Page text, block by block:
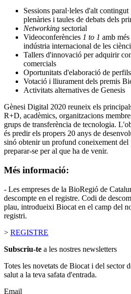
Sessions paral·leles d'alt
plenàries i taules de debats dels
Networking sectorial
Videoconferències 1 to 1 amb
indústria internacional de les
Tallers d'innovació per adquirir
comercials
Oportunitats d'elaboració de perfils
Votació i lliurament dels premis
Activitats alternatives de Genesis
Gènesi Digital 2020 reuneix els
R+D, acadèmics, organitzacions
grups de transferència de tecnologia.
és predir els propers 20 anys de
sinó obtenir un profund coneixement del
preparar-se per al que ha de venir.
Més informació:
- Les empreses de la BioRegió de
descompte en el registre. Codi de
plau, introdueixi Biocat en el camp del
registri.
> REGISTRE
Subscriu-te a les nostres newsletters
Totes les novetats de Biocat i del sector
salut a la teva safata d'entrada.
Email